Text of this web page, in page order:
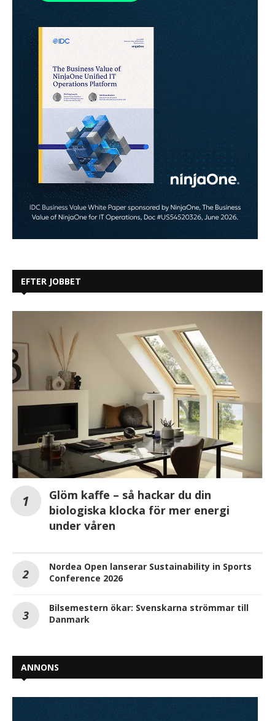
EFTER JOBBET
Glöm kaffe – så hackar du din
biologiska klocka för mer energi
under våren
Nordea Open lanserar Sustainability in Sports
Conference 2026
Bilsemestern ökar: Svenskarna strömmar till
Danmark
ANNONS